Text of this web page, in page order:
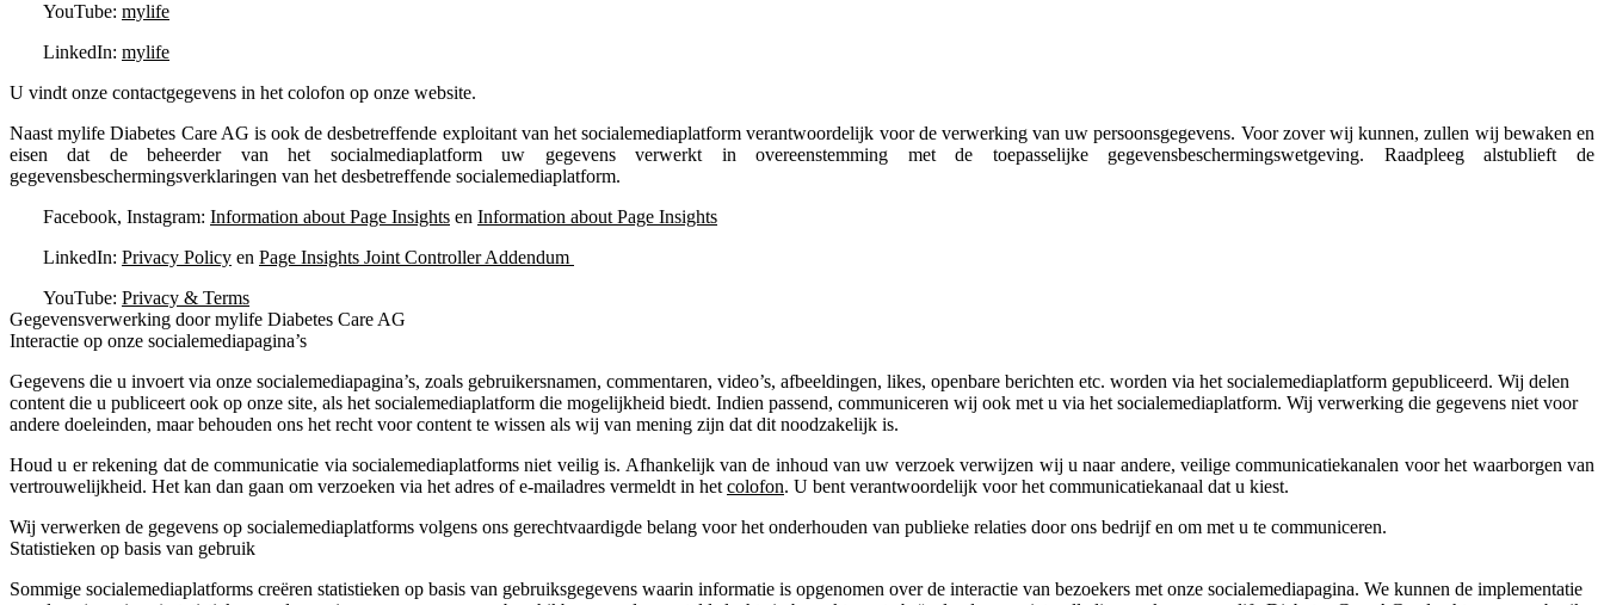
YouTube: mylife
LinkedIn: mylife
U vindt onze contactgegevens in het colofon op onze website.
Naast mylife Diabetes Care AG is ook de desbetreffende exploitant van het socialemediaplatform verantwoordelijk voor de verwerking van uw persoonsgegevens. Voor zover wij kunnen, zullen wij bewaken en
eisen dat de beheerder van het socialmediaplatform uw gegevens verwerkt in overeenstemming met de toepasselijke gegevensbeschermingswetgeving. Raadpleeg alstublieft de
gegevensbeschermingsverklaringen van het desbetreffende socialemediaplatform.
Facebook, Instagram: Information about Page Insights en Information about Page Insights
LinkedIn: Privacy Policy en Page Insights Joint Controller Addendum
YouTube: Privacy & Terms
Gegevensverwerking door mylife Diabetes Care AG
Interactie op onze socialemediapagina’s
Gegevens die u invoert via onze socialemediapagina’s, zoals gebruikersnamen, commentaren, video’s, afbeeldingen, likes, openbare berichten etc. worden via het socialemediaplatform gepubliceerd. Wij delen
content die u publiceert ook op onze site, als het socialemediaplatform die mogelijkheid biedt. Indien passend, communiceren wij ook met u via het socialemediaplatform. Wij verwerking die gegevens niet voor
andere doeleinden, maar behouden ons het recht voor content te wissen als wij van mening zijn dat dit noodzakelijk is.
Houd u er rekening dat de communicatie via socialemediaplatforms niet veilig is. Afhankelijk van de inhoud van uw verzoek verwijzen wij u naar andere, veilige communicatiekanalen voor het waarborgen van
vertrouwelijkheid. Het kan dan gaan om verzoeken via het adres of e-mailadres vermeldt in het colofon. U bent verantwoordelijk voor het communicatiekanaal dat u kiest.
Wij verwerken de gegevens op socialemediaplatforms volgens ons gerechtvaardigde belang voor het onderhouden van publieke relaties door ons bedrijf en om met u te communiceren.
Statistieken op basis van gebruik
Sommige socialemediaplatforms creëren statistieken op basis van gebruiksgegevens waarin informatie is opgenomen over de interactie van bezoekers met onze socialemediapagina. We kunnen de implementatie